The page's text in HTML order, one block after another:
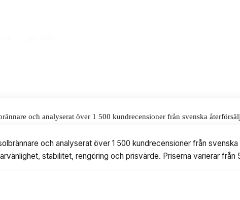
och analyserat över 1 500 kundrecensioner från svenska
och analyserat över 1 500 kundrecensioner från
stabilitet, rengöring och prisvärde. Priserna varierar från